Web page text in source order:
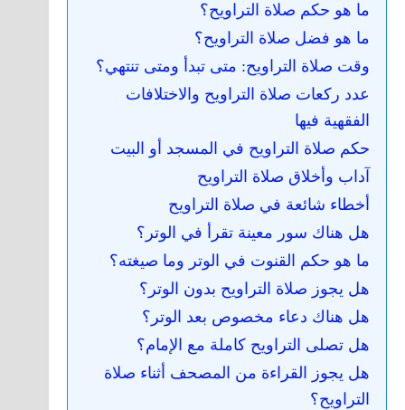
ما هو حكم صلاة التراويح؟
ما هو فضل صلاة التراويح؟
وقت صلاة التراويح: متى تبدأ ومتى تنتهي؟
عدد ركعات صلاة التراويح والاختلافات
الفقهية فيها
حكم صلاة التراويح في المسجد أو البيت
آداب وأخلاق صلاة التراويح
أخطاء شائعة في صلاة التراويح
هل هناك سور معينة تقرأ في الوتر؟
ما هو حكم القنوت في الوتر وما صيغته؟
هل يجوز صلاة التراويح بدون الوتر؟
هل هناك دعاء مخصوص بعد الوتر؟
هل تصلى التراويح كاملة مع الإمام؟
هل يجوز القراءة من المصحف أثناء صلاة
التراويح؟